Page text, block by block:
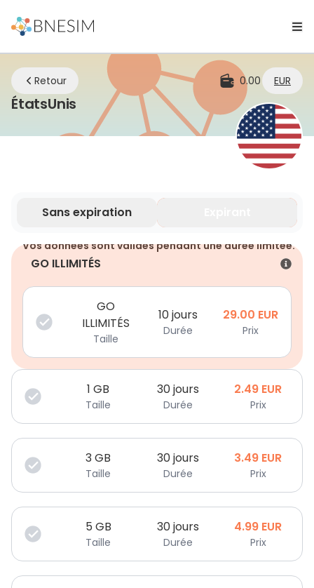
Retour 0.00 EUR
ÉtatsUnis eSIM | Restez connecté où que
Sans expiration
Vos données sont valides pendant une durée limitée.
GO ILLIMITÉS
GO
ILLIMITÉS
Taille
10 jours
Durée
29.00 EUR
Prix
1 GB
Taille
30 jours
Durée
2.49 EUR
Prix
3GB
Taille
30 jours
Durée
3.49 EUR
Prix
5 GB
Taille
30 jours
Durée
4.99 EUR
Prix